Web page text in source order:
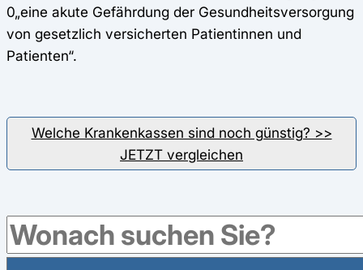
0„eine akute Gefährdung der Gesundheitsversorgung
von gesetzlich versicherten Patientinnen und
Patienten“.
Welche Krankenkassen sind noch günstig? >>
JETZT vergleichen
Das könnte Sie auch interessieren: